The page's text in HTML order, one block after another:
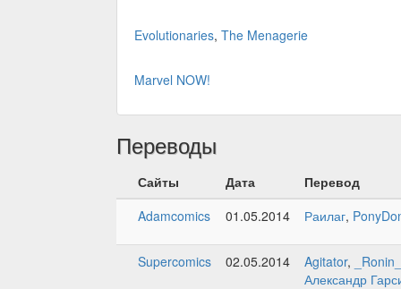
Evolutionaries, The Menagerie
Marvel NOW!
Переводы
Сайты Дата
Перевод
Adamcomics
01.05.2014 Раилаг,
Supercomics 02.05.2014 Agitator,
_Ronin_
Александр